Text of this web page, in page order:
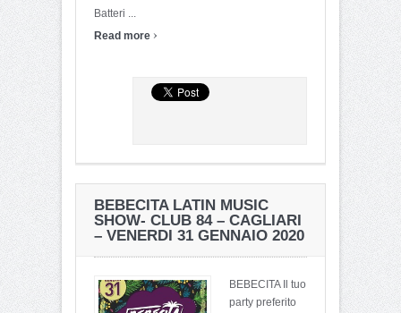
Batteri ...
Read more ›
BEBECITA LATIN MUSIC
SHOW- CLUB 84 – CAGLIARI
– VENERDI 31 GENNAIO 2020
BEBECITA Il tuo
party preferito